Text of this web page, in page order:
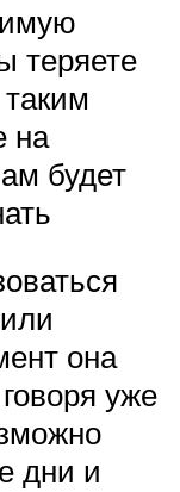
теряете
на
будет
она
уже
дни и